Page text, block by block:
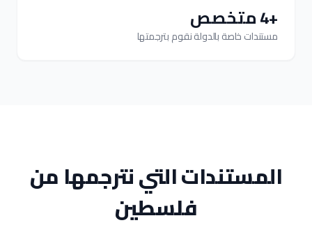
+4 متخصص
مستندات خاصة بالدولة نقوم بترجمتها
المستندات التي نترجمها من
فلسطين